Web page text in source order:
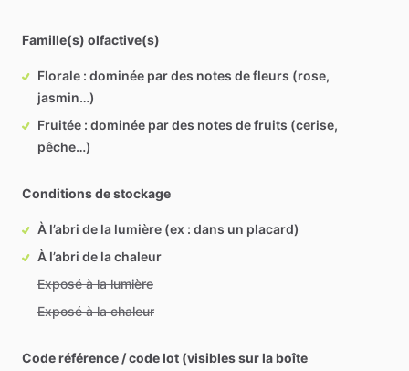
Famille(s) olfactive(s)
Florale : dominée par des notes de fleurs (rose,
jasmin…)
Fruitée : dominée par des notes de fruits (cerise,
pêche…)
Conditions de stockage
À l’abri de la lumière (ex : dans un placard)
À l’abri de la chaleur
Exposé à la lumière
Exposé à la chaleur
Code référence / code lot (visibles sur la boîte